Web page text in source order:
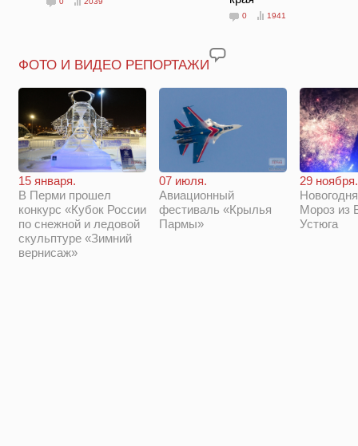
0 1941
ФОТО И ВИДЕО РЕПОРТАЖИ
15 января.
В Перми прошел
конкурс «Кубок России
по снежной и ледовой
скульптуре «Зимний
вернисаж»
07 июля.
Авиационный
фестиваль «Крылья
Пармы»
29 ноября.
Мороз из
Устюга